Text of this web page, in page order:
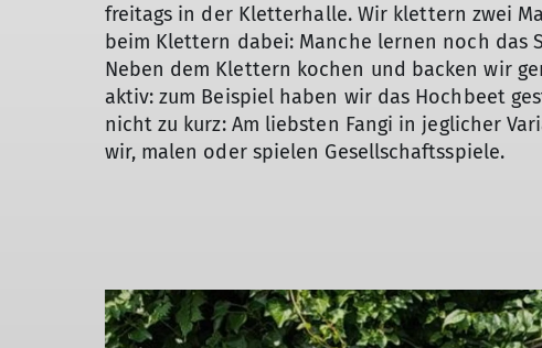
freitags in der Kletterhalle. Wir klettern zwei
beim Klettern dabei: Manche lernen noch das
Neben dem Klettern kochen und backen wir
aktiv: zum Beispiel haben wir das Hochbeet
nicht zu kurz: Am liebsten Fangi in jeglicher
wir, malen oder spielen Gesellschaftsspiele.